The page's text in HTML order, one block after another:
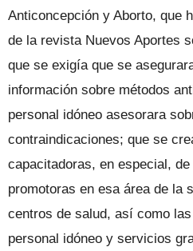
Anticoncepción y Aborto, que
de la revista Nuevos Aportes
que se exigía que se
información sobre métodos
personal idóneo asesorara
contraindicaciones; que se
capacitadoras, en especial,
promotoras en esa área de la
centros de salud, así como
personal idóneo y servicios